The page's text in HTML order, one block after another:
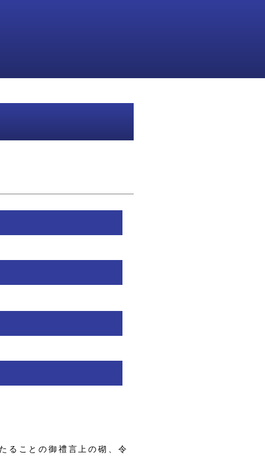
ることの御禮言上の砌、令